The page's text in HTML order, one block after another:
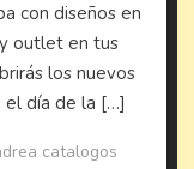
con diseños en
outlet en tus
los nuevos
el día de la […]
catalogos